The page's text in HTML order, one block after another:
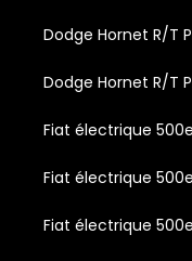
Dodge Hornet R/T
Dodge Hornet R/T
Fiat électrique
Fiat électrique
Fiat électrique